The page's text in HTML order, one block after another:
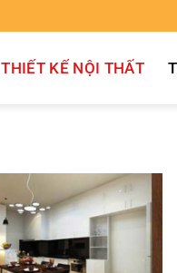
THIẾT KẾ NỘI THẤT